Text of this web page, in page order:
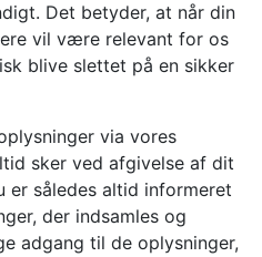
Det betyder, at når din
vil være relevant for os
blive slettet på en sikker
via vores
sker ved afgivelse af dit
er således altid informeret
der indsamles og
adgang til de oplysninger,